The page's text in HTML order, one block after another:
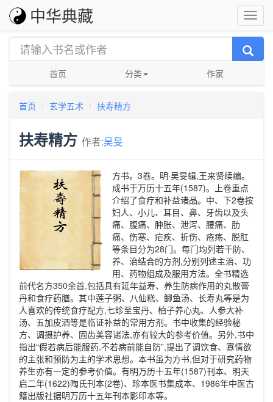
中华典藏
首页 分类 作家
首页 玄学五术 扶寿精方
扶寿精方 作者:吴旻
方书。3卷。明·吴旻辑,王来贤续编。
成书于万历十五年(1587)。上卷重点
介绍了食疗和补益诸品。中、下2卷按
妇人、小儿、耳目、鼻、牙齿以及头
痛、腹痛、肿胀、泄泻、腰痛、肋
痛、伤寒、疟疾、折伤、疮疡、脱肛
等条目分为28门。每门均列若干防、
养、治结合的方剂,分别列述主治、功
用、药物组成及服用方法。全书精选
前代名方350余首,包括具有延年益寿、养生防病作用的丸散膏
丹和食疗药膳。其中莲子粥、八仙糕、鲫鱼汤、长寿丸等是为
人喜欢的传统食疗配方,七珍至宝丹、柏子养心丸、人参大补
汤、五加皮酒等是临证补益的常用方剂。书中收集的经验秘
方、调摄护养、固齿美容诸法,亦有较大的参考价值。另外,书中
指出“假若病后能服药,不若病前能自防”,提出了调饮食、寡情欲
的主张和预防为主的学术思想。本书虽为方书,但对于研究药物
养生亦有一定的参考价值。有明万历十五年(1587)刊本、明天
启二年(1622)陶氏刊本(2卷)、珍本医书集成本、1986年中医古
籍出版社据明万历十五年刊本影印本等。